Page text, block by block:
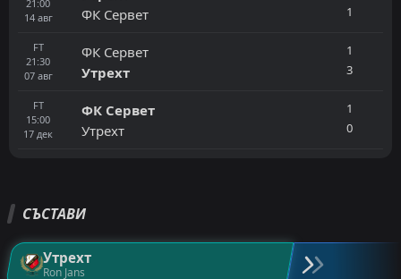
21:00
14 авг
ФК Сервет
1
FT
21:30
07 авг
ФК Сервет
Утрехт
1
3
FT
15:00
17 дек
ФК Сервет
Утрехт
1
0
СЪСТАВИ
Утрехт
Ron Jans